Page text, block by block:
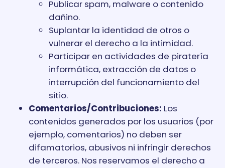
Publicar spam, malware o contenido
dañino.
Suplantar la identidad de otros o
vulnerar el derecho a la intimidad.
Participar en actividades de piratería
informática, extracción de datos o
interrupción del funcionamiento del
sitio.
Comentarios/Contribuciones: Los
contenidos generados por los usuarios (por
ejemplo, comentarios) no deben ser
difamatorios, abusivos ni infringir derechos
de terceros. Nos reservamos el derecho a